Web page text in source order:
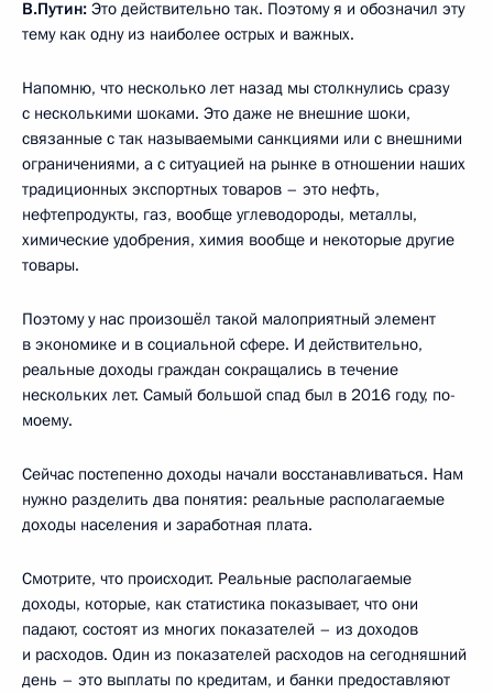
В.Путин: Это действительно так. Поэтому я и обозначил эту
тему как одну из наиболее острых и важных.
Напомню, что несколько лет назад мы столкнулись сразу
с несколькими шоками. Это даже не внешние шоки,
связанные с так называемыми санкциями или с внешними
ограничениями, а с ситуацией на рынке в отношении наших
традиционных экспортных товаров – это нефть,
нефтепродукты, газ, вообще углеводороды, металлы,
химические удобрения, химия вообще и некоторые другие
товары.
Поэтому у нас произошёл такой малоприятный элемент
в экономике и в социальной сфере. И действительно,
реальные доходы граждан сокращались в течение
нескольких лет. Самый большой спад был в 2016 году, по-
моему.
Сейчас постепенно доходы начали восстанавливаться. Нам
нужно разделить два понятия: реальные располагаемые
доходы населения и заработная плата.
Смотрите, что происходит. Реальные располагаемые
доходы, которые, как статистика показывает, что они
падают, состоят из многих показателей – из доходов
и расходов. Один из показателей расходов на сегодняшний
день – это выплаты по кредитам, и банки предоставляют